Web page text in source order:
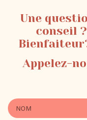
Une
conseil
Appelez-